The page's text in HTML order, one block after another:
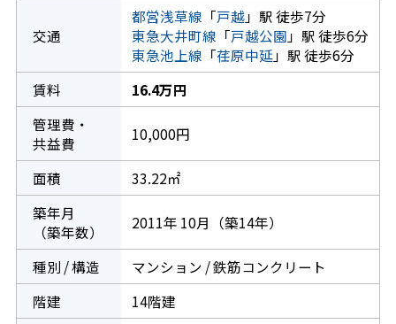
交通
都営浅草線 「戸越」駅 徒歩7分
東急大井町線 「戸越公園 」駅 徒歩6分
東急池上線 「荏原中延」駅 徒歩6分
賃料
16.4万円
管理費・
共益費
10,000円
面積
33.22㎡
築年月
（築年数）
2011年 10月（築14年）
種別 / 構造
マンション / 鉄筋コンクリート
階建
14階建